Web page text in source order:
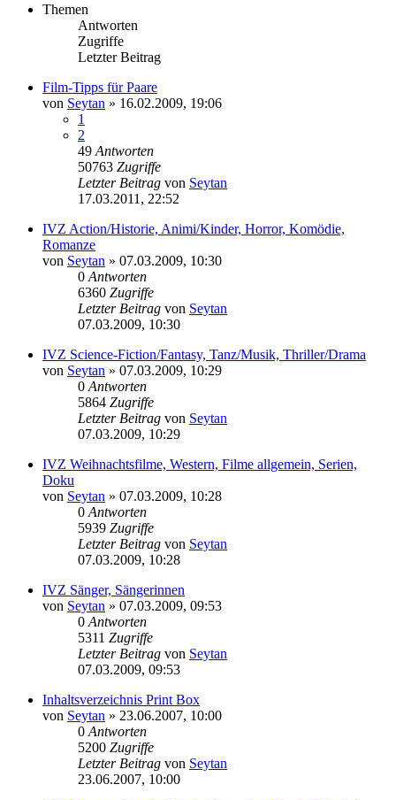
Themen
Antworten
Zugriffe
Letzter Beitrag
Film-Tipps für Paare
von Seytan » 16.02.2009, 19:06
1
2
49 Antworten
50763 Zugriffe
Letzter Beitrag von Seytan
17.03.2011, 22:52
IVZ Action/Historie, Animi/Kinder, Horror, Komödie,
Romanze
von Seytan » 07.03.2009, 10:30
0 Antworten
6360 Zugriffe
Letzter Beitrag von Seytan
07.03.2009, 10:30
IVZ Science-Fiction/Fantasy, Tanz/Musik, Thriller/Drama
von Seytan » 07.03.2009, 10:29
0 Antworten
5864 Zugriffe
Letzter Beitrag von Seytan
07.03.2009, 10:29
IVZ Weihnachtsfilme, Western, Filme allgemein, Serien,
Doku
von Seytan » 07.03.2009, 10:28
0 Antworten
5939 Zugriffe
Letzter Beitrag von Seytan
07.03.2009, 10:28
IVZ Sänger, Sängerinnen
von Seytan » 07.03.2009, 09:53
0 Antworten
5311 Zugriffe
Letzter Beitrag von Seytan
07.03.2009, 09:53
Inhaltsverzeichnis Print Box
von Seytan » 23.06.2007, 10:00
0 Antworten
5200 Zugriffe
Letzter Beitrag von Seytan
23.06.2007, 10:00